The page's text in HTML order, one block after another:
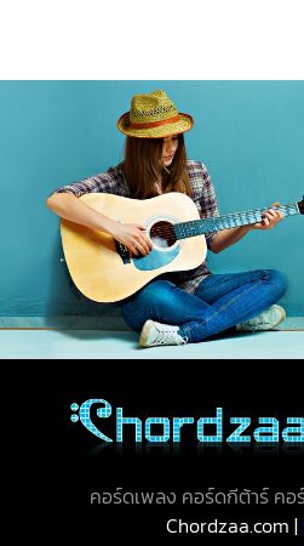
คอร์ดเพลง คอร์ดกีต้าร์ คอ
Chordzaa.com |